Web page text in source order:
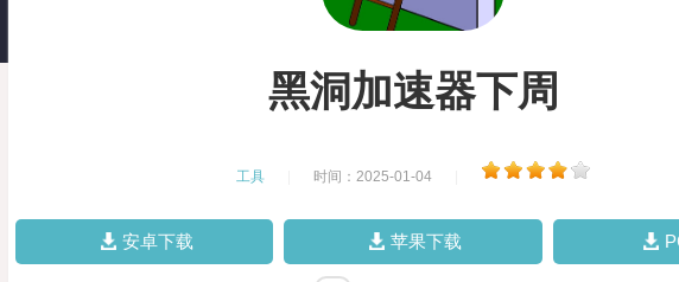
黑洞加速器下周
工具 时间：2025-01-04
安卓下载 苹果下载